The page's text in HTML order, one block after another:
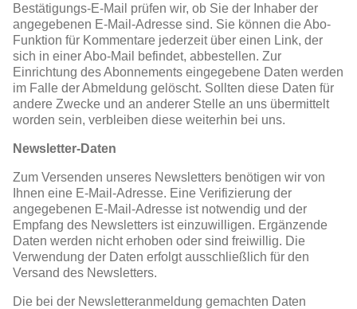
Bestätigungs-E-Mail prüfen wir, ob Sie der Inhaber der
angegebenen E-Mail-Adresse sind. Sie können die Abo-
Funktion für Kommentare jederzeit über einen Link, der
sich in einer Abo-Mail befindet, abbestellen. Zur
Einrichtung des Abonnements eingegebene Daten werden
im Falle der Abmeldung gelöscht. Sollten diese Daten für
andere Zwecke und an anderer Stelle an uns übermittelt
worden sein, verbleiben diese weiterhin bei uns.
Newsletter-Daten
Zum Versenden unseres Newsletters benötigen wir von
Ihnen eine E-Mail-Adresse. Eine Verifizierung der
angegebenen E-Mail-Adresse ist notwendig und der
Empfang des Newsletters ist einzuwilligen. Ergänzende
Daten werden nicht erhoben oder sind freiwillig. Die
Verwendung der Daten erfolgt ausschließlich für den
Versand des Newsletters.
Die bei der Newsletteranmeldung gemachten Daten